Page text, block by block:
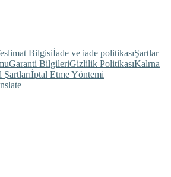
Bilgisiİade ve iade politikasıŞartlar
Garanti BilgileriGizlilik PolitikasıKalrna
İptal Etme Yöntemi